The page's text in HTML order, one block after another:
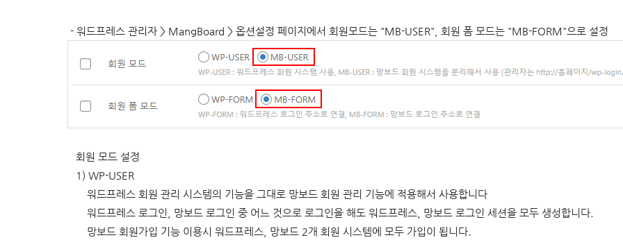
- 워드프레스 관리자 > MangBoard > 옵션설정 페이지에서 회원모드는 "MB-USER", 회원 폼 모드는 "MB-FORM"으로 설정
회원 모드 설정
1) WP-USER
워드프레스 회원 관리 시스템의 기능을 그대로 망보드 회원 관리 기능에 적용해서 사용합니다
워드프레스 로그인, 망보드 로그인 중 어느 것으로 로그인을 해도 워드프레스, 망보드 로그인 세션을 모두 생성합니다.
망보드 회원가입 기능 이용시 워드프레스, 망보드 2개 회원 시스템에 모두 가입이 됩니다.